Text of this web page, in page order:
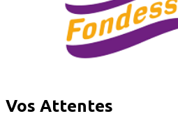
Vos Attentes